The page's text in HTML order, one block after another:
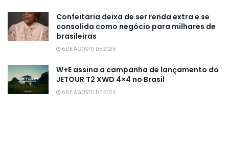
Confeitaria deixa de ser renda extra e se
consolida como negócio para milhares de
brasileiras
6 DE AGOSTO DE 2026
W+E assina a campanha de lançamento do
JETOUR T2 XWD 4×4 no Brasil
6 DE AGOSTO DE 2026